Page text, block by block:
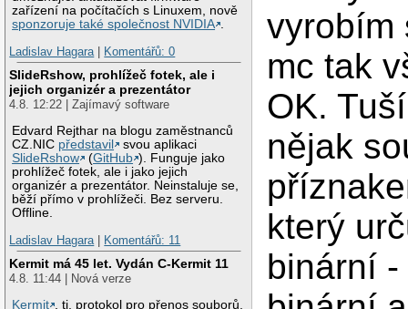
zařízení na počítačích s Linuxem, nově
sponzoruje také společnost NVIDIA .
Ladislav Hagara | Komentářů: 0
SlideRshow, prohlížeč fotek, ale i
jejich organizér a prezentátor
4.8. 12:22 | Zajímavý software
Edvard Rejthar na blogu zaměstnanců
CZ.NIC představil
svou aplikaci
SlideRshow
(GitHub ). Funguje jako
prohlížeč fotek, ale i jako jejich
organizér a prezentátor. Neinstaluje se,
běží přímo v prohlížeči. Bez serveru.
Offline.
Ladislav Hagara | Komentářů: 11
Kermit má 45 let. Vydán C-Kermit 11
4.8. 11:44 | Nová verze
Kermit , tj. protokol pro přenos souborů,
vyrobím
mc tak
OK.
nějak
který
binární